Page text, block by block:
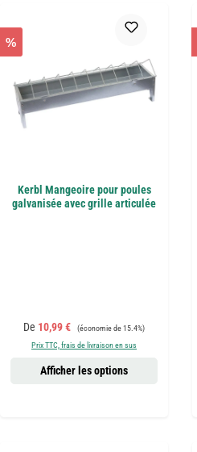
%
Kerbl Mangeoire pour poules
galvanisée avec grille articulée
Prix de vente :
De 10,99 € Prix régulier :
(économie de 15.4%)
Prix TTC, frais de livraison en sus
Afficher les options